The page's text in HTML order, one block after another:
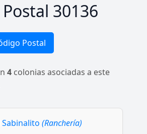
30136
Postal
4 colonias asociadas a este
Sabinalito (Ranchería)